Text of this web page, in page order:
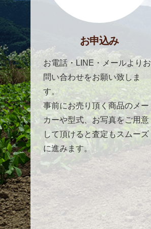
お申込み
お電話・LINE・メールよりお
問い合わせをお願い致しま
す。
事前にお売り頂く商品のメー
カーや型式、お写真をご用意
して頂けると査定もスムーズ
に進みます。